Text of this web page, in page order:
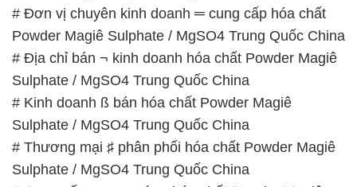
# Đơn vị chuyên kinh doanh ═ cung cấp hóa chất
Powder Magiê Sulphate / MgSO4 Trung Quốc China
# Địa chỉ bán ¬ kinh doanh hóa chất Powder Magiê
Sulphate / MgSO4 Trung Quốc China
# Kinh doanh ß bán hóa chất Powder Magiê
Sulphate / MgSO4 Trung Quốc China
# Thương mại ♯ phân phối hóa chất Powder Magiê
Sulphate / MgSO4 Trung Quốc China